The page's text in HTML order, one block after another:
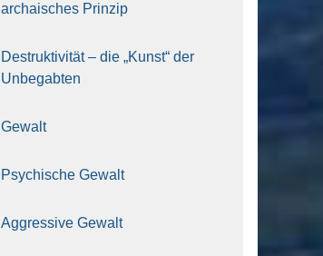
archai­sches Prin­zip
Destruk­ti­vi­tät – die „Kunst“ der
Unbe­gab­ten
Gewalt
Psy­chi­sche Gewalt
Aggres­si­ve Gewalt